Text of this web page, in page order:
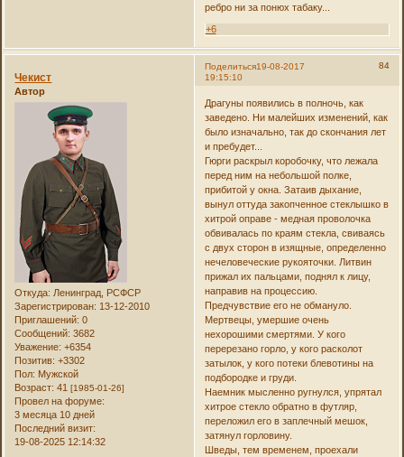
ребро ни за понюх табаку...
+6
Поделиться 84
19-08-2017
19:15:10
Чекист
Автор
Откуда: Ленинград, РСФСР
Зарегистрирован: 13-12-2010
Приглашений: 0
Сообщений: 3682
Уважение: +6354
Позитив: +3302
Пол: Мужской
Возраст: 41[1985-01-26]
Провел на форуме:
3 месяца 10 дней
Последний визит:
19-08-2025 12:14:32
Драгуны появились в полночь, как
заведено. Ни малейших изменений, как
было изначально, так до скончания лет
и пребудет...
Гюрги раскрыл коробочку, что лежала
перед ним на небольшой полке,
прибитой у окна. Затаив дыхание,
вынул оттуда закопченное стеклышко в
хитрой оправе - медная проволочка
обвивалась по краям стекла, свиваясь
с двух сторон в изящные, определенно
нечеловеческие рукояточки. Литвин
прижал их пальцами, поднял к лицу,
направив на процессию.
Предчувствие его не обмануло.
Мертвецы, умершие очень
нехорошими смертями. У кого
перерезано горло, у кого расколот
затылок, у кого потеки блевотины на
подбородке и груди.
Наемник мысленно ругнулся, упрятал
хитрое стекло обратно в футляр,
переложил его в заплечный мешок,
затянул горловину.
Шведы, тем временем, проехали